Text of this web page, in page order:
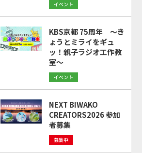
イベント
KBS京都 75周年 ～き
ょうとミライをギュ
ッ！親子ラジオ工作教
室～
イベント
NEXT BIWAKO
CREATORS2026 参加
者募集
募集中